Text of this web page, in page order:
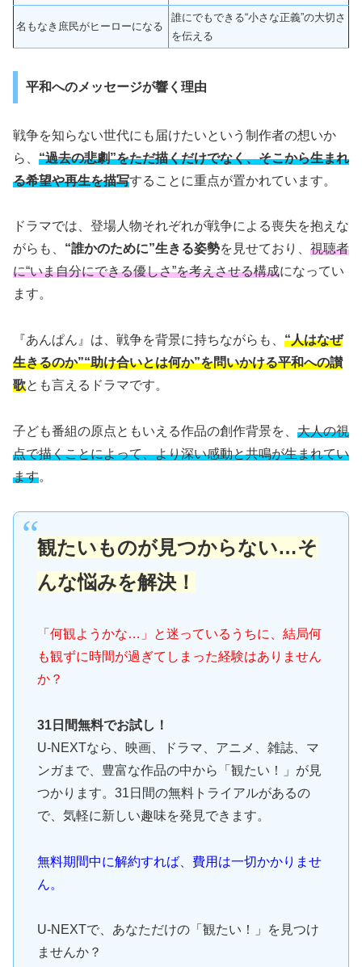
名もなき庶民がヒーローになる
誰にでもできる“小さな正義”の大切さ
を伝える
平和へのメッセージが響く理由
戦争を知らない世代にも届けたいという制作者の想いか
ら、 “過去の悲劇”をただ描くだけでなく、そこから生まれ
る希望や再生を描写することに重点が置かれています。
ドラマでは、登場人物それぞれが戦争による喪失を抱えな
がらも、 “誰かのために”生きる姿勢を見せており、 視聴者
に“いま自分にできる優しさ”を考えさせる構成になってい
ます。
『あんぱん』は、戦争を背景に持ちながらも、 “人はなぜ
生きるのか”“助け合いとは何か”を問いかける平和への讃
歌とも言えるドラマです。
子ども番組の原点ともいえる作品の創作背景を、 大人の視
点で描くことによって、より深い感動と共鳴が生まれてい
ます。
観たいものが見つからない…そ
んな悩みを解決！
「何観ようかな…」と迷っているうちに、結局何
も観ずに時間が過ぎてしまった経験はありません
か？
31日間無料でお試し！
U-NEXTなら、映画、ドラマ、アニメ、雑誌、マ
ンガまで、豊富な作品の中から「観たい！」が見
つかります。31日間の無料トライアルがあるの
で、気軽に新しい趣味を発見できます。
無料期間中に解約すれば、費用は一切かかりませ
ん。
U-NEXTで、あなただけの「観たい！」を見つけ
ませんか？